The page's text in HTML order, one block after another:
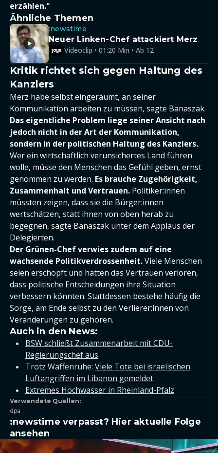
erzählen."
Ähnliche Themen
:newstime
Neuer Linken-Chef attackiert Merz
Videoclip • 01:20 Min • Ab 12
Kritik richtet sich gegen Haltung des
Kanzlers
Merz habe selbst eingeräumt, an seiner
Kommunikation arbeiten zu müssen, sagte Banaszak.
Das eigentliche Problem liege seiner Ansicht nach
jedoch nicht in der Art der Kommunikation,
sondern in der politischen Haltung des Kanzlers.
Wer ein wirtschaftlich verunsichertes Land führen
wolle, müsse den Menschen das Gefühl geben, ernst
genommen zu werden. Es brauche Zugehörigkeit,
Zusammenhalt und Vertrauen. Politiker:innen
müssten zeigen, dass sie die Bürger:innen
wertschätzen, statt ihnen von oben herab zu
begegnen, sagte Banaszak unter dem Applaus der
Delegierten.
Der Grünen-Chef verwies zudem auf eine
wachsende Politikverdrossenheit.Viele Menschen
seien erschöpft und hätten das Vertrauen verloren,
dass politische Entscheidungen ihre Situation
verbessern könnten. Stattdessen bestehe häufig die
Sorge, am Ende selbst zu den Verlierer:innen von
Veränderungen zu gehören.
Auch in den News:
BSW schließt Zusammenarbeit mit CDU-
Regierungschef aus
Trotz Waffenruhe: Viele Tote bei israelischen
Luftangriffen im Libanon gemeldet
Extremes Hochwasser in Rheinland-Pfalz
Verwendete Quellen:
dpa
:newstime verpasst? Hier aktuelle Folge
ansehen